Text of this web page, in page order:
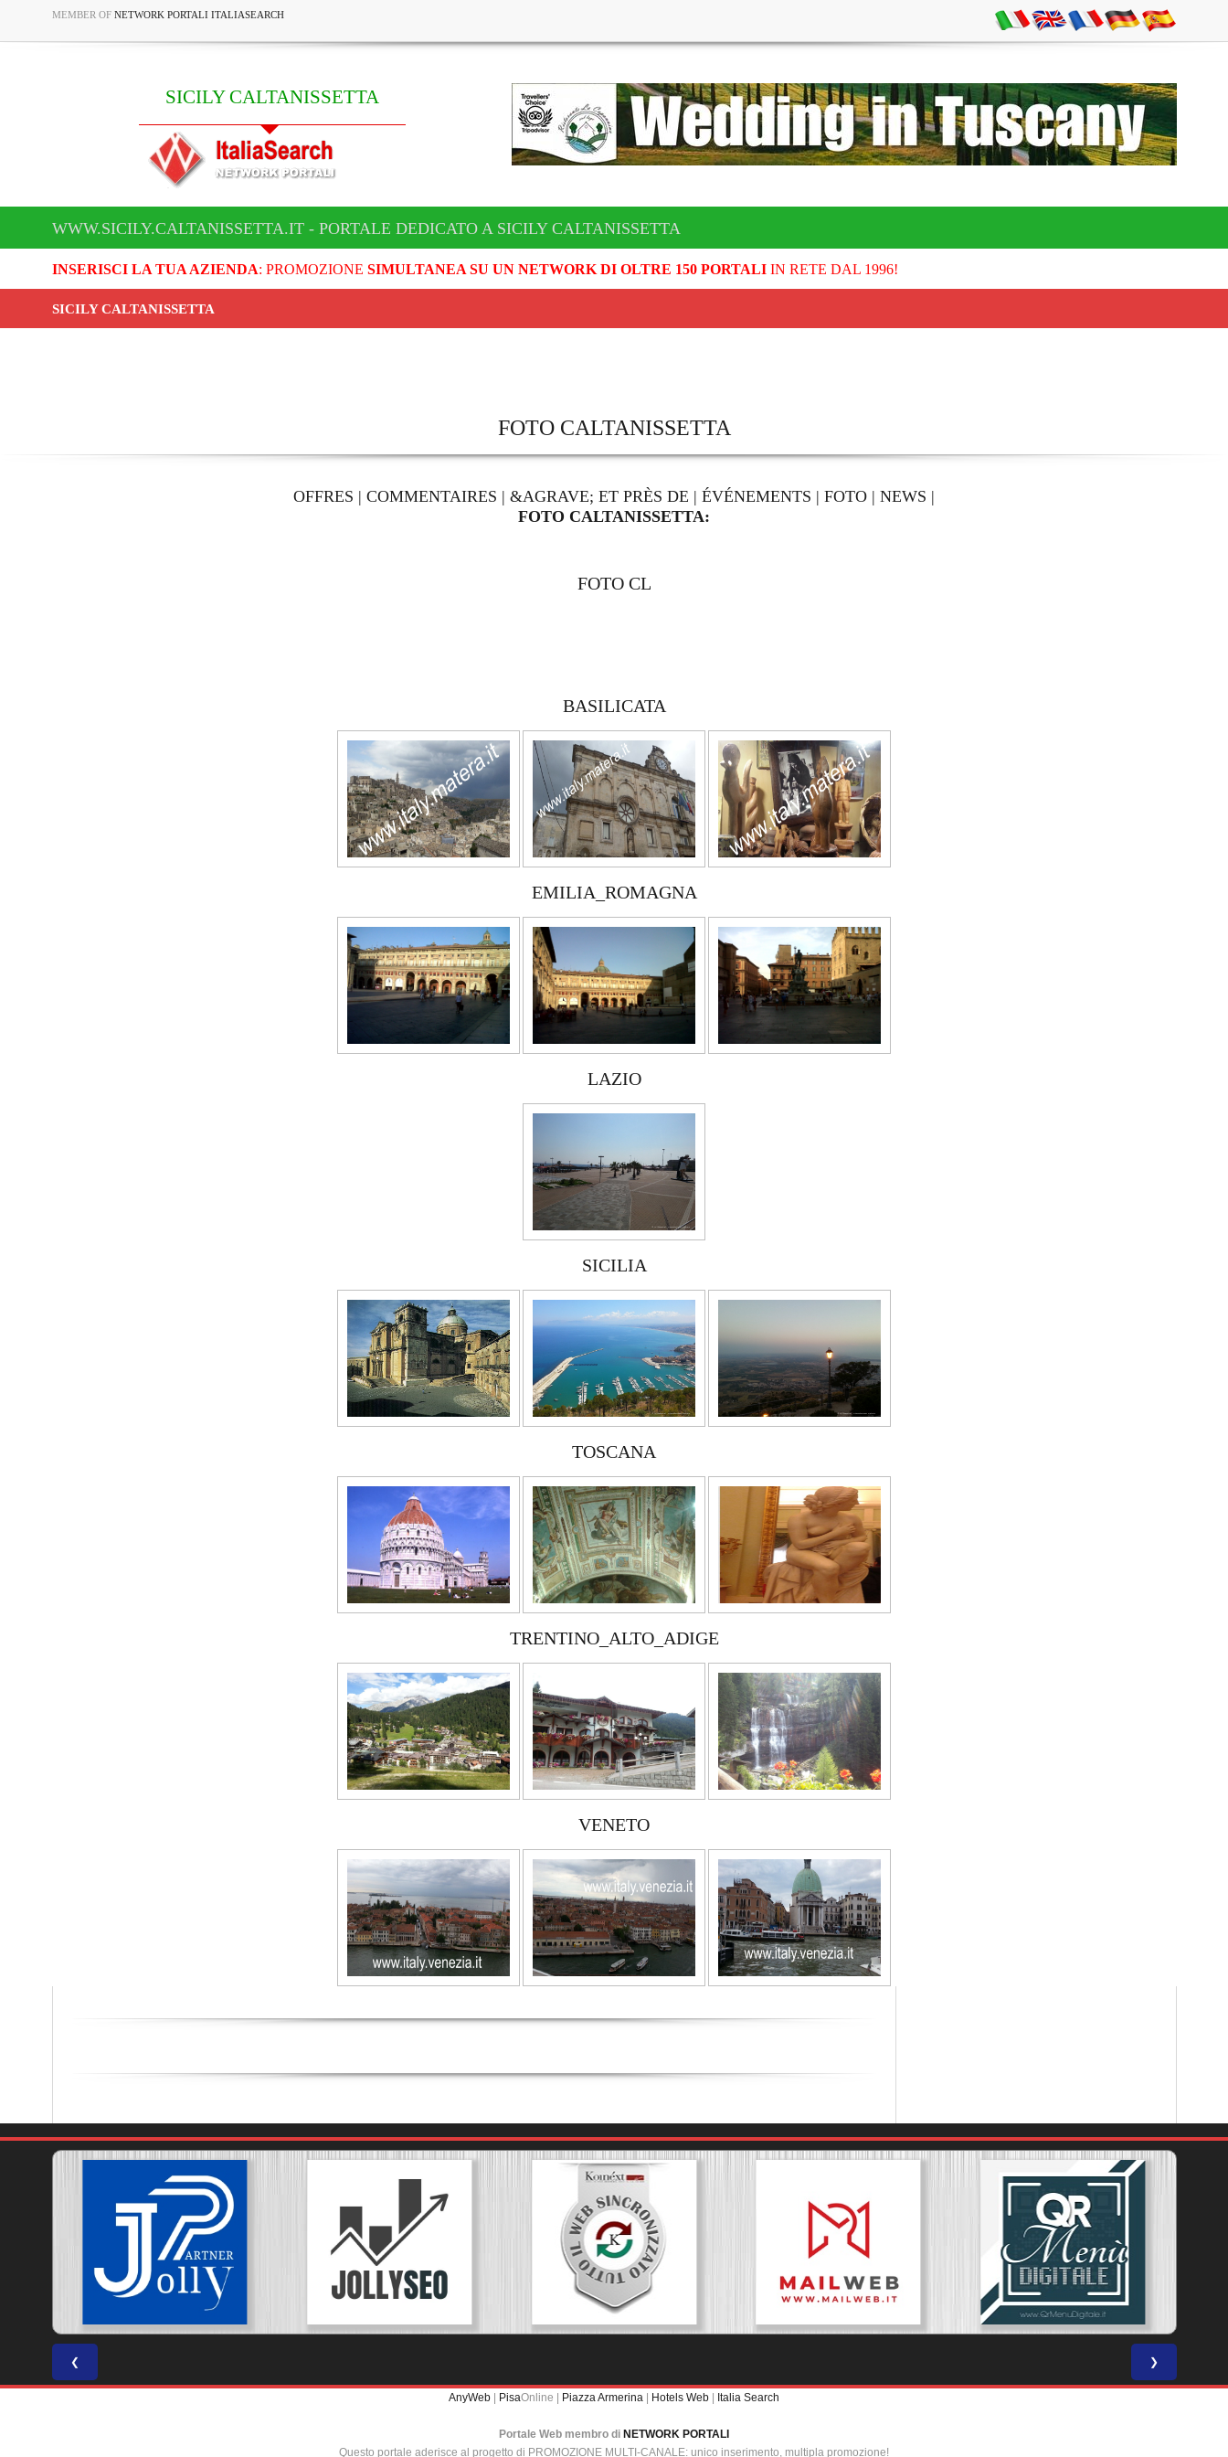
MEMBER OF NETWORK PORTALI ITALIASEARCH
SICILY CALTANISSETTA
WWW.SICILY.CALTANISSETTA.IT - PORTALE DEDICATO A SICILY CALTANISSETTA
INSERISCI LA TUA AZIENDA: PROMOZIONE SIMULTANEA SU UN NETWORK DI OLTRE 150 PORTALIIN RETE DAL 1996!
SICILY CALTANISSETTA
FOTO CALTANISSETTA
OFFRES | COMMENTAIRES | &AGRAVE; ET PRÈS DE | ÉVÉNEMENTS | FOTO | NEWS |
FOTO CALTANISSETTA:
FOTO CL
BASILICATA
EMILIA_ROMAGNA
LAZIO
SICILIA
TOSCANA
TRENTINO_ALTO_ADIGE
VENETO
❮ ❯
AnyWeb PisaOnline | Piazza Armerina Hotels Web Italia Search
Portale Web membro di NETWORK PORTALI
Questo portale aderisce al progetto di PROMOZIONE MULTI-CANALE: unico inserimento, multipla promozione!